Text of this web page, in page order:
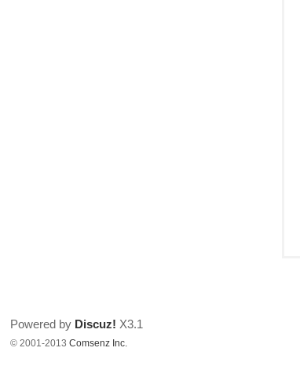
Powered by Discuz! X3.1
© 2001-2013Comsenz Inc.